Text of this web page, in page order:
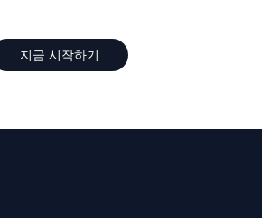
지금 시작하기